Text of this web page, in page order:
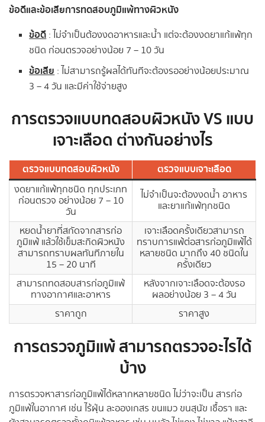
ข้อดีและข้อเสียการทดสอบภูมิแพ้ทางผิวหนัง
ข้อดี: ไม่จำเป็นต้องงดอาหารและน้ำ แต่จะต้องงดยาแก้แพ้ทุก
ชนิด ก่อนตรวจอย่างน้อย 7 – 10 วัน
ข้อเสีย: ไม่สามารถรู้ผลได้ทันทีจะต้องรออย่างน้อยประมาณ
3 – 4 วัน และมีค่าใช้จ่ายสูง
การตรวจแบบทดสอบผิวหนัง VS แบบ
เจาะเลือด ต่างกันอย่างไร
ตรวจแบบทดสอบผิวหนัง ตรวจแบบเจาะเลือด
งดยาแก้แพ้ทุกชนิด ทุกประเภท
ก่อนตรวจ อย่างน้อย 7 – 10
วัน
ไม่จำเป็นจะต้องงดน้ำ อาหาร
และยาแก้แพ้ทุกชนิด
หยดน้ำยาที่สกัดจากสารก่อ
ภูมิแพ้ แล้วใช้เข็มสะกิดผิวหนัง
สามารถทราบผลทันทีภายใน
15 – 20 นาที
เจาะเลือดครั้งเดียวสามารถ
ทราบการแพ้ต่อสารก่อภูมิแพ้ได้
หลายชนิด มากถึง 40 ชนิดใน
ครั้งเดียว
สามารถทดสอบสารก่อภูมิแพ้
ทางอากาศและอาหาร
หลังจากเจาะเลือดจะต้องรอ
ผลอย่างน้อย 3 – 4 วัน
ราคาถูก
ราคาสูง
การตรวจภูมิแพ้ สามารถตรวจอะไรได้
บ้าง
การตรวจหาสารก่อภูมิแพ้ได้หลากหลายชนิด ไม่ว่าจะเป็น สารก่อ
ภูมิแพ้ในอากาศ เช่น ไร้ฝุ่น ละอองเกสร ขนแมว ขนสุนัข เชื้อรา และ